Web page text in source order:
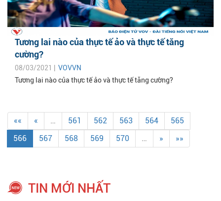
Tương lai nào của thực tế ảo và thực tế tăng
cường?
08/03/2021 | VOVVN
Tương lai nào của thực tế ảo và thực tế tăng cường?
«« « … 561 562 563 564
565
566
567 568 569 570 … » »»
TIN MỚI NHẤT